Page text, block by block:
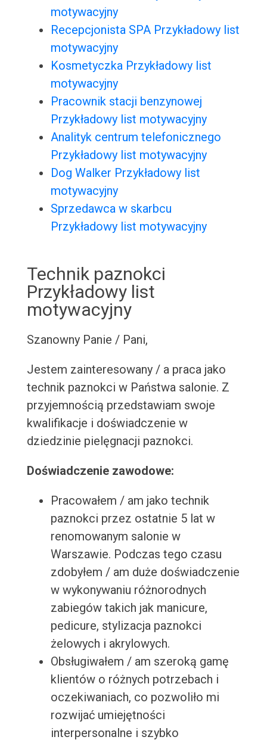
motywacyjny
Recepcjonista SPA Przykładowy list
motywacyjny
Kosmetyczka Przykładowy list
motywacyjny
Pracownik stacji benzynowej
Przykładowy list motywacyjny
Analityk centrum telefonicznego
Przykładowy list motywacyjny
Dog Walker Przykładowy list
motywacyjny
Sprzedawca w skarbcu
Przykładowy list motywacyjny
Technik paznokci
Przykładowy list
motywacyjny
Szanowny Panie / Pani,
Jestem zainteresowany / a praca jako
technik paznokci w Państwa salonie. Z
przyjemnością przedstawiam swoje
kwalifikacje i doświadczenie w
dziedzinie pielęgnacji paznokci.
Doświadczenie zawodowe:
Pracowałem / am jako technik
paznokci przez ostatnie 5 lat w
renomowanym salonie w
Warszawie. Podczas tego czasu
zdobyłem / am duże doświadczenie
w wykonywaniu różnorodnych
zabiegów takich jak manicure,
pedicure, stylizacja paznokci
żelowych i akrylowych.
Obsługiwałem / am szeroką gamę
klientów o różnych potrzebach i
oczekiwaniach, co pozwoliło mi
rozwijać umiejętności
interpersonalne i szybko